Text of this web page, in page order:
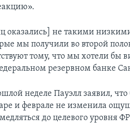
оказались] не такими
мы получили во второй
тому, что мы хотели бы
резервном банке
неделе Пауэлл заявил,
и феврале не изменила
до целевого уровня